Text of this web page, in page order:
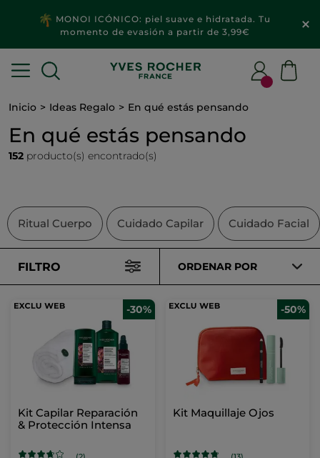
2x1 MAQUILLAJE & ACCESORIOS​
Inicio Ideas Regalo En qué estás pensando
En qué estás pensando
152 producto(s) encontrado(s)
Ritual Cuerpo Cuidado Capilar Cuidado Facial
FILTRO ORDENAR POR
-30%
Kit Capilar Reparación
& Protección Intensa
-50%
Kit Maquillaje Ojos